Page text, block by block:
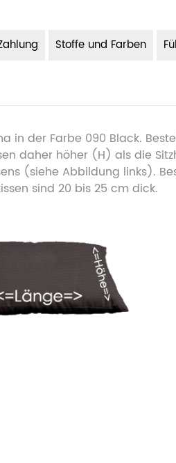
in der Farbe 090 Black.
daher höher (H) als die
(siehe Abbildung links).
sind 20 bis 25 cm dick.
Stoffe und Farben